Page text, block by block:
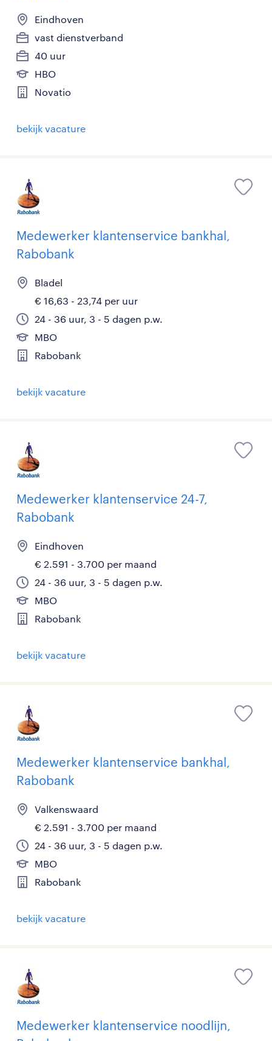
Eindhoven
vast dienstverband
40 uur
HBO
Novatio
bekijk vacature
Medewerker klantenservice bankhal,
Rabobank
Bladel
€ 16,63 - 23,74 per uur
24 - 36 uur, 3 - 5 dagen p.w.
MBO
Rabobank
bekijk vacature
Medewerker klantenservice 24-7,
Rabobank
Eindhoven
€ 2.591 - 3.700 per maand
24 - 36 uur, 3 - 5 dagen p.w.
MBO
Rabobank
bekijk vacature
Medewerker klantenservice bankhal,
Rabobank
Valkenswaard
€ 2.591 - 3.700 per maand
24 - 36 uur, 3 - 5 dagen p.w.
MBO
Rabobank
bekijk vacature
Medewerker klantenservice noodlijn,